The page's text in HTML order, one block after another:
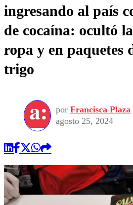
ingresando al país
de cocaína: ocultó
ropa y en paquetes
trigo
por Francisca Plaza
agosto 25, 2024